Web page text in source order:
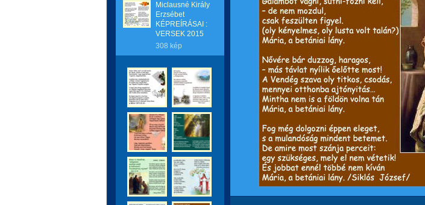
Miclausné Király
Erzsébet
KÉPREÍRÁSAI :
VERSEK 2015
308 kép